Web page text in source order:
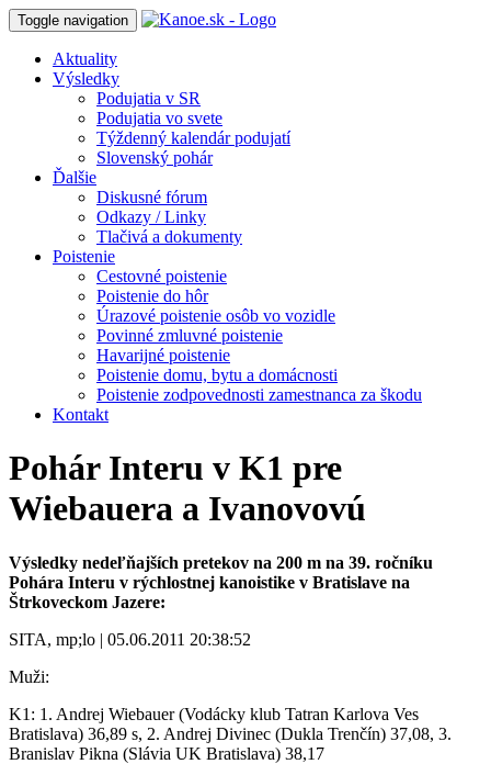
Toggle navigation
Aktuality
Výsledky
Podujatia v SR
Podujatia vo svete
Týždenný kalendár podujatí
Slovenský pohár
Ďalšie
Diskusné fórum
Odkazy / Linky
Tlačivá a dokumenty
Poistenie
Cestovné poistenie
Poistenie do hôr
Úrazové poistenie osôb vo vozidle
Povinné zmluvné poistenie
Havarijné poistenie
Poistenie domu, bytu a domácnosti
Poistenie zodpovednosti zamestnanca za škodu
Kontakt
Pohár Interu v K1 pre
Wiebauera a Ivanovovú
Výsledky nedeľňajších pretekov na 200 m na 39. ročníku
Pohára Interu v rýchlostnej kanoistike v Bratislave na
Štrkoveckom Jazere:
SITA, mp;lo | 05.06.2011 20:38:52
Muži:
K1: 1. Andrej Wiebauer (Vodácky klub Tatran Karlova Ves
Bratislava) 36,89 s, 2. Andrej Divinec (Dukla Trenčín) 37,08, 3.
Branislav Pikna (Slávia UK Bratislava) 38,17